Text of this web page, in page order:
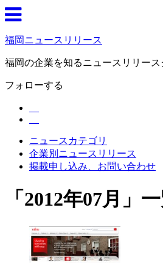
福岡ニュースリリース
福岡の企業を知るニュースリリー
フォローする
ニュースカテゴリ
企業別ニュースリリース
掲載申し込み、お問い合わせ
「 2012年07月 」